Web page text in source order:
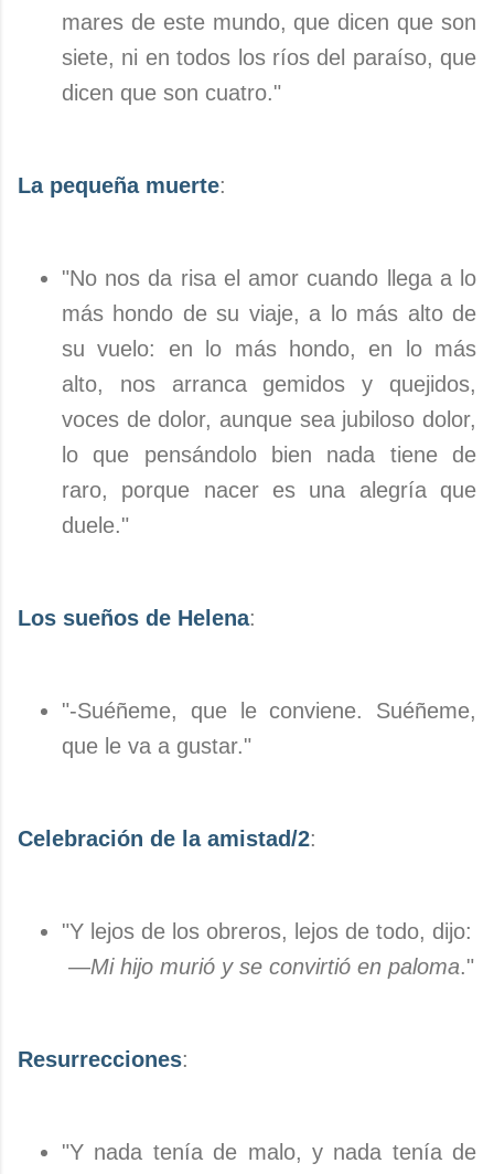
mares de este mundo, que dicen que son
siete, ni en todos los ríos del paraíso, que
dicen que son cuatro."
La pequeña muerte:
"No nos da risa el amor cuando llega a lo
más hondo de su viaje, a lo más alto de
su vuelo: en lo más hondo, en lo más
alto, nos arranca gemidos y quejidos,
voces de dolor, aunque sea jubiloso dolor,
lo que pensándolo bien nada tiene de
raro, porque nacer es una alegría que
duele."
Los sueños de Helena:
"-Suéñeme, que le conviene. Suéñeme,
que le va a gustar."
Celebración de la amistad/2:
"Y lejos de los obreros, lejos de todo, dijo:
—Mi hijo murió y se convirtió en paloma."
Resurrecciones:
"Y nada tenía de malo, y nada tenía de